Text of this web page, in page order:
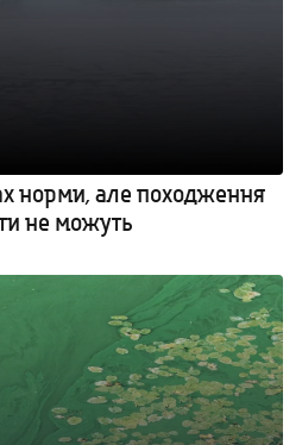
норми, але походження
не можуть